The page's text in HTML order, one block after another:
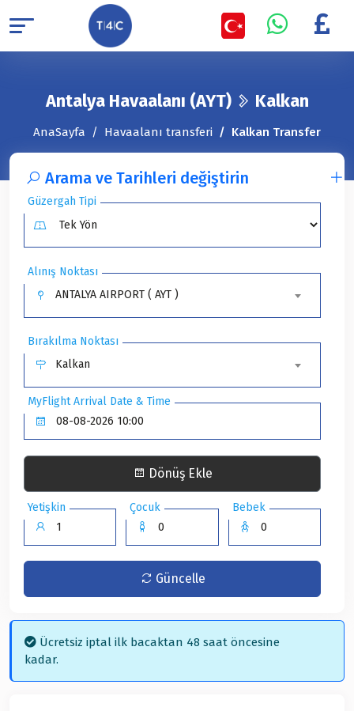
Antalya Havaalanı (AYT) Kalkan
AnaSayfa Havaalanı transferi Kalkan Transfer
Arama ve Tarihleri ​​değiştirin
Güzergah Tipi
Alınış Noktası
ANTALYA AIRPORT ( AYT )
Bırakılma Noktası
Kalkan
MyFlight Arrival Date & Time
Dönüş Ekle
Yetişkin Çocuk Bebek
Güncelle
Ücretsiz iptal ilk bacaktan 48 saat öncesine
kadar.